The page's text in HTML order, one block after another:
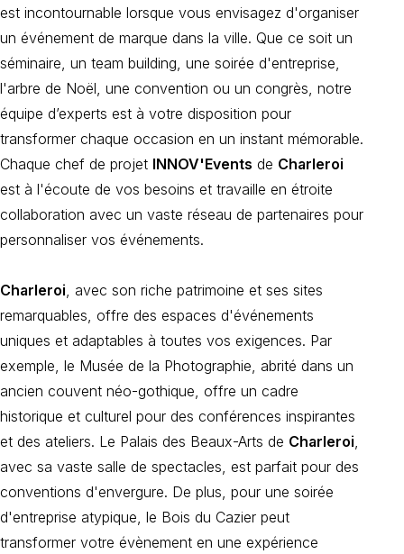
est incontournable lorsque vous envisagez d'organiser
un événement de marque dans la ville. Que ce soit un
séminaire, un team building, une soirée d'entreprise,
l'arbre de Noël, une convention ou un congrès, notre
équipe d’experts est à votre disposition pour
transformer chaque occasion en un instant mémorable.
Chaque chef de projet INNOV'Events de Charleroi
est à l'écoute de vos besoins et travaille en étroite
collaboration avec un vaste réseau de partenaires pour
personnaliser vos événements.
Charleroi, avec son riche patrimoine et ses sites
remarquables, offre des espaces d'événements
uniques et adaptables à toutes vos exigences. Par
exemple, le Musée de la Photographie, abrité dans un
ancien couvent néo-gothique, offre un cadre
historique et culturel pour des conférences inspirantes
et des ateliers. Le Palais des Beaux-Arts de Charleroi,
avec sa vaste salle de spectacles, est parfait pour des
conventions d'envergure. De plus, pour une soirée
d'entreprise atypique, le Bois du Cazier peut
transformer votre évènement en une expérience